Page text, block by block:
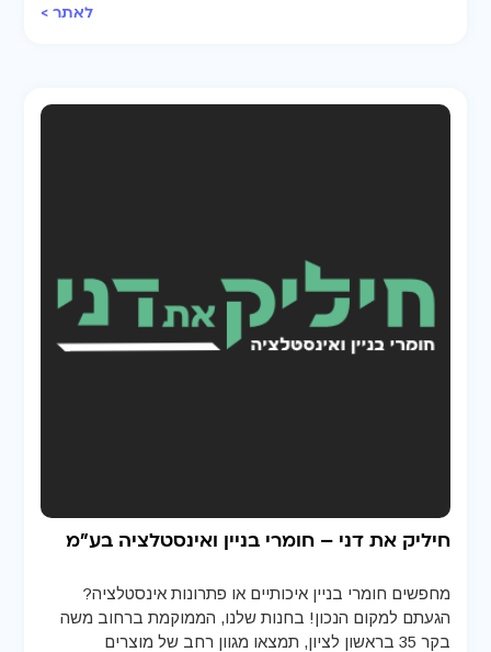
לאתר >
חיליק את דני – חומרי בניין ואינסטלציה בע"מ
מחפשים חומרי בניין איכותיים או פתרונות אינסטלציה?
הגעתם למקום הנכון! בחנות שלנו, הממוקמת ברחוב משה
בקר 35 בראשון לציון, תמצאו מגוון רחב של מוצרים